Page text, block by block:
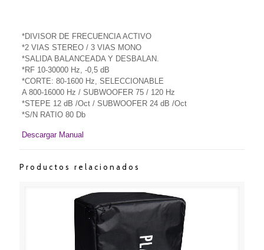
*DIVISOR DE FRECUENCIA ACTIVO
*2 VIAS STEREO / 3 VIAS MONO
*SALIDA BALANCEADA Y DESBALAN.
*RF 10-30000 Hz, -0,5 dB
*CORTE: 80-1600 Hz, SELECCIONABLE
A 800-16000 Hz / SUBWOOFER 75 / 120 Hz
*STEPE 12 dB /Oct / SUBWOOFER 24 dB /Oct
*S/N RATIO 80 Db
Descargar Manual
Productos relacionados